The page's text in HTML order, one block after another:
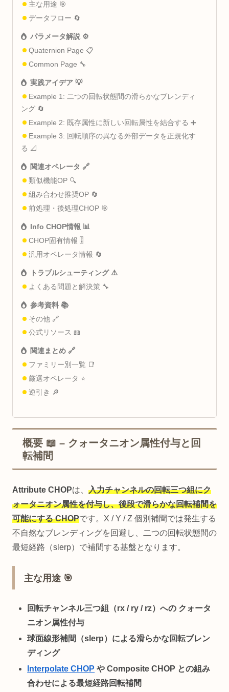
主な用途 🎯
データフロー 🔄
パラメータ解説 ⚙️
Quaternion Page 📋
Common Page 🔧
実践アイデア 💡
Example 1: 二つの回転状態間の滑らかなブレンディ
ング 🔄
Example 2: 既存属性に新しい回転属性を結合する ➕
Example 3: 回転順序の異なる外部データを正規化す
る 📐
関連オペレータ 🔗
類似機能OP 🔍
組み合わせ推奨OP 🔄
前処理・後処理CHOP 🎯
Info CHOP情報 📊
CHOP固有情報 🎚️
汎用オペレータ情報 🔄
トラブルシューティング ⚠️
よくある問題と解決策 🔧
参考資料 📚
その他 🔗
公式リソース 📖
関連まとめ 🔗
ファミリー別一覧 📑
厳選オペレータ ⭐
逆引き 🔎
概要 📖 – クォータニオン属性付与と回
転補間
Attribute CHOPは、 入力チャンネルの回転三つ組にク
ォータニオン属性を付与し、後段で滑らかな回転補間を
可能にする CHOPです。X / Y / Z 個別補間では発生する
不自然なブレンディングを回避し、二つの回転状態間の
最短経路（slerp）で補間する基盤となります。
主な用途 🎯
回転チャンネル三つ組（rx / ry / rz）への クォータ
ニオン属性付与
球面線形補間（slerp）による滑らかな回転ブレン
ディング
Interpolate CHOP や Composite CHOP との組み
合わせによる最短経路回転補間